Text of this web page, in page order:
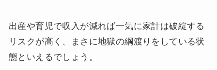
出産や育児で収入が減れば一気に家計は破綻する
リスクが高く、まさに地獄の綱渡りをしている状
態といえるでしょう。